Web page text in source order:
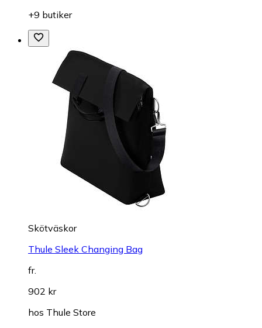
+9 butiker
Skötväskor
Thule Sleek Changing Bag
fr.
902 kr
hos Thule Store